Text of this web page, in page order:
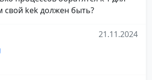
свой kek должен быть?
21.11.2024